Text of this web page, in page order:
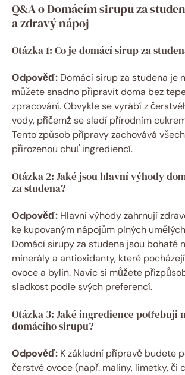
Q&A o Domácím sirupu za
a zdravý nápoj
Otázka 1: Co je domácí sirup za
Odpověď: Domácí sirup za studena je
můžete snadno připravit doma bez
zpracování. Obvykle se vyrábí z
vody, přičemž se sladí přírodním
Tento způsob přípravy zachovává
přirozenou chuť ingrediencí.
Otázka 2: Jaké jsou hlavní výhody
za studena?
Odpověď: Hlavní výhody zahrnují
ke kupovaným nápojům plných
Domácí sirupy za studena jsou bohaté
minerály a antioxidanty, které
ovoce a bylin. Navíc si můžete
sladkost podle svých preferencí.
Otázka 3: Jaké ingredience potřebuji
domácího sirupu?
Odpověď: K základní přípravě budete
čerstvé ovoce (např. maliny, limetky, či